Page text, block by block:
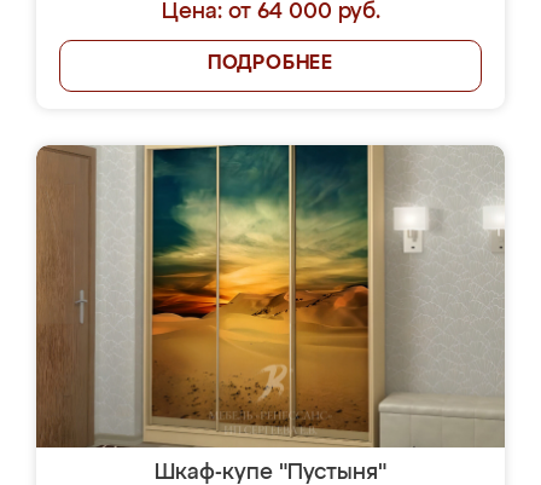
Цена: от 64 000 руб.
ПОДРОБНЕЕ
Шкаф-купе "Пустыня"